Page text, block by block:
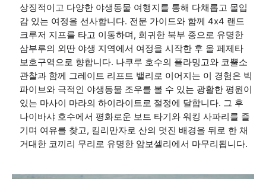
상징적이고 다양한 야생동물 여행지를 통해 다채롭고 몰입
감 있는 여정을 선사합니다. 전문 가이드와 함께 4x4 랜드
크루저 지프를 타고 이동하며, 희귀한 북부 종으로 유명한
삼부루의 외딴 야생 지역에서 여정을 시작한 후 올 페제타
보호구역으로 향합니다. 나쿠루 호수의 플라밍고와 코뿔소
관찰과 함께 그레이트 리프트 밸리로 이어지는 이 경험은 빅
파이브와 극적인 야생동물 조우를 볼 수 있는 광활한 평원이
있는 마사이 마라의 하이라이트로 절정에 달합니다. 그 후
나이바샤 호수에서 평화로운 보트 타기와 워킹 사파리를 즐
기며 여유를 찾고, 킬리만자로 산의 멋진 배경을 뒤로 한 채
거대한 코끼리 무리로 유명한 암보셀리에서 마무리됩니다.